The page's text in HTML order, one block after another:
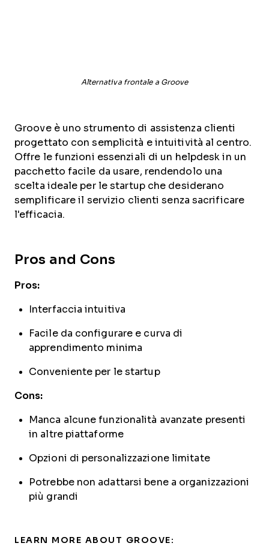
Alternativa frontale a Groove
Groove è uno strumento di assistenza clienti
progettato con semplicità e intuitività al centro.
Offre le funzioni essenziali di un helpdesk in un
pacchetto facile da usare, rendendolo una
scelta ideale per le startup che desiderano
semplificare il servizio clienti senza sacrificare
l'efficacia.
Pros and Cons
Pros:
Interfaccia intuitiva
Facile da configurare e curva di
apprendimento minima
Conveniente per le startup
Cons:
Manca alcune funzionalità avanzate presenti
in altre piattaforme
Opzioni di personalizzazione limitate
Potrebbe non adattarsi bene a organizzazioni
più grandi
LEARN MORE ABOUT GROOVE: